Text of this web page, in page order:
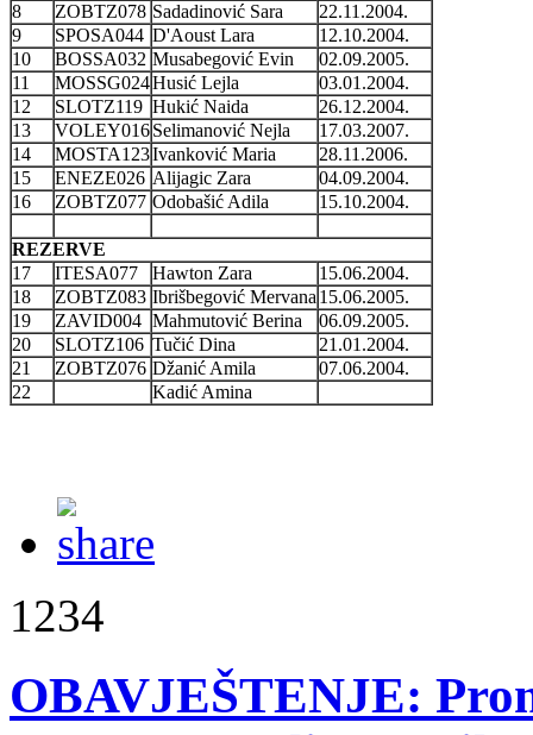
8
ZOBTZ078 Sadadinović Sara
22.11.2004.
9
SPOSA044 D'Aoust Lara
12.10.2004.
10
BOSSA032 Musabegović Evin
02.09.2005.
11
MOSSG024Husić Lejla
03.01.2004.
12
SLOTZ119 Hukić Naida
26.12.2004.
13
VOLEY016Selimanović Nejla
17.03.2007.
14
MOSTA123Ivanković Maria
28.11.2006.
15
ENEZE026 Alijagic Zara
04.09.2004.
16
ZOBTZ077 Odobašić Adila 15.10.2004.
REZERVE
17
ITESA077 Hawton Zara
15.06.2004.
18
ZOBTZ083 Ibrišbegović Mervana 15.06.2005.
19
ZAVID004 Mahmutović Berina
06.09.2005.
20
SLOTZ106 Tučić Dina
21.01.2004.
21
ZOBTZ076 Džanić Amila
07.06.2004.
22
Kadić Amina
1234
OBAVJEŠTENJE: